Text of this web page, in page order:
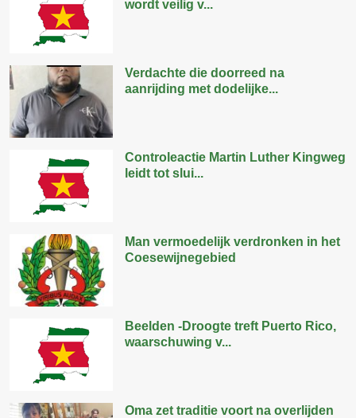
wordt veilig v...
Verdachte die doorreed na
aanrijding met dodelijke...
Controleactie Martin Luther Kingweg
leidt tot slui...
Man vermoedelijk verdronken in het
Coesewijnegebied
Beelden -Droogte treft Puerto Rico,
waarschuwing v...
Oma zet traditie voort na overlijden